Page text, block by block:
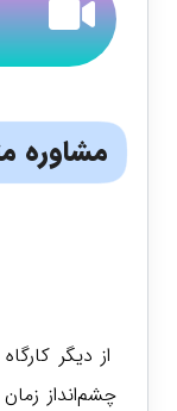
مشاوره
از دیگر
چشم‌انداز